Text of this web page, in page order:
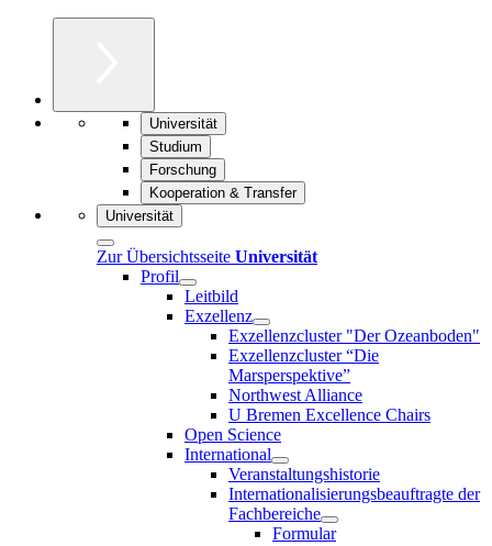
Universität
Studium
Forschung
Kooperation & Transfer
Universität
Zur Übersichtsseite Universität
Profil
Leitbild
Exzellenz
Exzellenzcluster "Der Ozeanboden"
Exzellenzcluster “Die
Marsperspektive”
Northwest Alliance
U Bremen Excellence Chairs
Open Science
International
Veranstaltungshistorie
Internationalisierungsbeauftragte der
Fachbereiche
Formular